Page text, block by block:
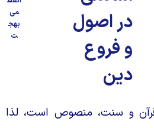
در اصول
و فروع
دين
می
بهج
و سنت، منصوص است، لذا